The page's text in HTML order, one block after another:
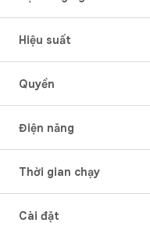
Hiệu suất
Quyền
Điện năng
Thời gian chạy
Cài đặt